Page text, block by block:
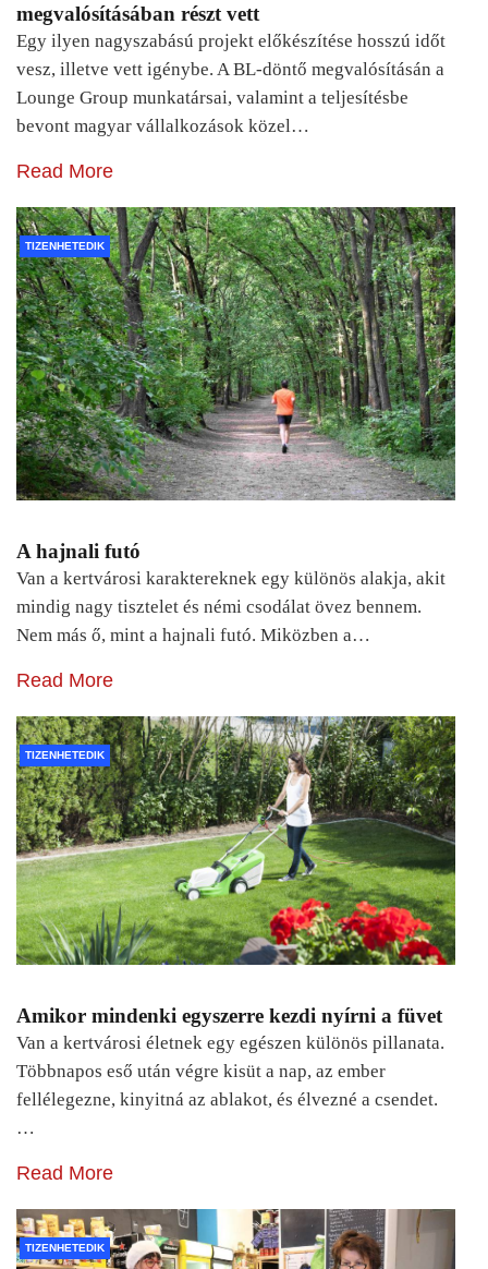
megvalósításában részt vett
Egy ilyen nagyszabású projekt előkészítése hosszú időt
vesz, illetve vett igénybe. A BL-döntő megvalósításán a
Lounge Group munkatársai, valamint a teljesítésbe
bevont magyar vállalkozások közel…
Read More
TIZENHETEDIK
A hajnali futó
Van a kertvárosi karaktereknek egy különös alakja, akit
mindig nagy tisztelet és némi csodálat övez bennem.
Nem más ő, mint a hajnali futó. Miközben a…
Read More
TIZENHETEDIK
Amikor mindenki egyszerre kezdi nyírni a füvet
Van a kertvárosi életnek egy egészen különös pillanata.
Többnapos eső után végre kisüt a nap, az ember
fellélegezne, kinyitná az ablakot, és élvezné a csendet.
…
Read More
TIZENHETEDIK